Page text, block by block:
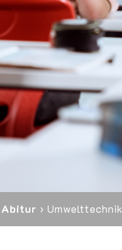
Abitur › Umwelttechnik